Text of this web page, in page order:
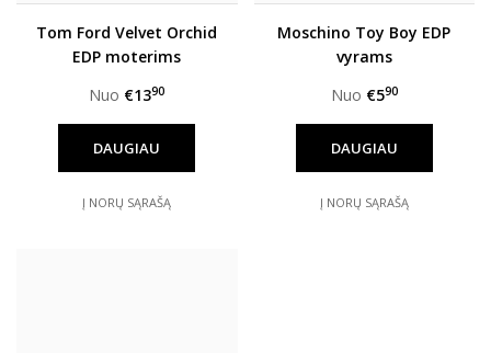
Tom Ford Velvet Orchid
EDP moterims
Nuo €1390
DAUGIAU
Į NORŲ SĄRAŠĄ
Moschino Toy Boy EDP
vyrams
Nuo €590
DAUGIAU
Į NORŲ SĄRAŠĄ